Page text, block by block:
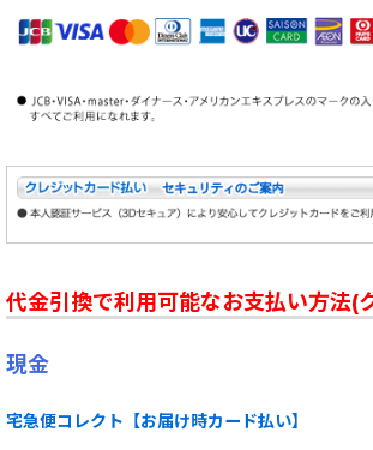
代金引換で利用可能なお支払い方法(
現金
宅急便コレクト【お届け時カード払い】